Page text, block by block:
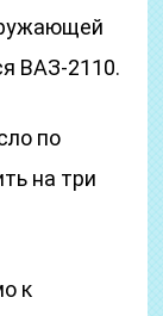
ВАЗ-2110.
по
на три
к